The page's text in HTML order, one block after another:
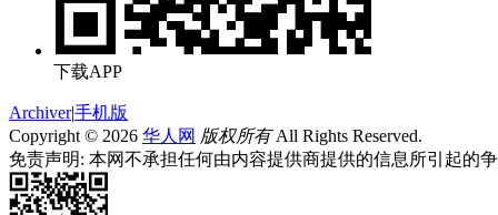
下载APP
Archiver|手机版
Copyright © 2026 华人网 版权所有All Rights Reserved.
免责声明: 本网不承担任何由内容提供商提供的信息所引起的争